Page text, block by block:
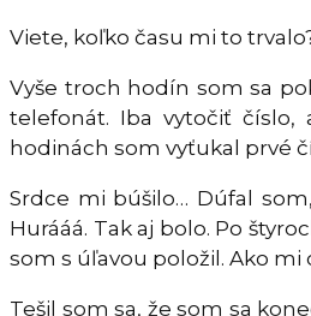
Viete, koľko času mi to
Vyše troch hodín som sa
telefonát. Iba vytočiť číslo,
hodinách som vyťukal prvé
Srdce mi búšilo… Dúfal
Hurááá. Tak aj bolo. Po
som s úľavou položil. Ako mi
Tešil som sa, že som sa